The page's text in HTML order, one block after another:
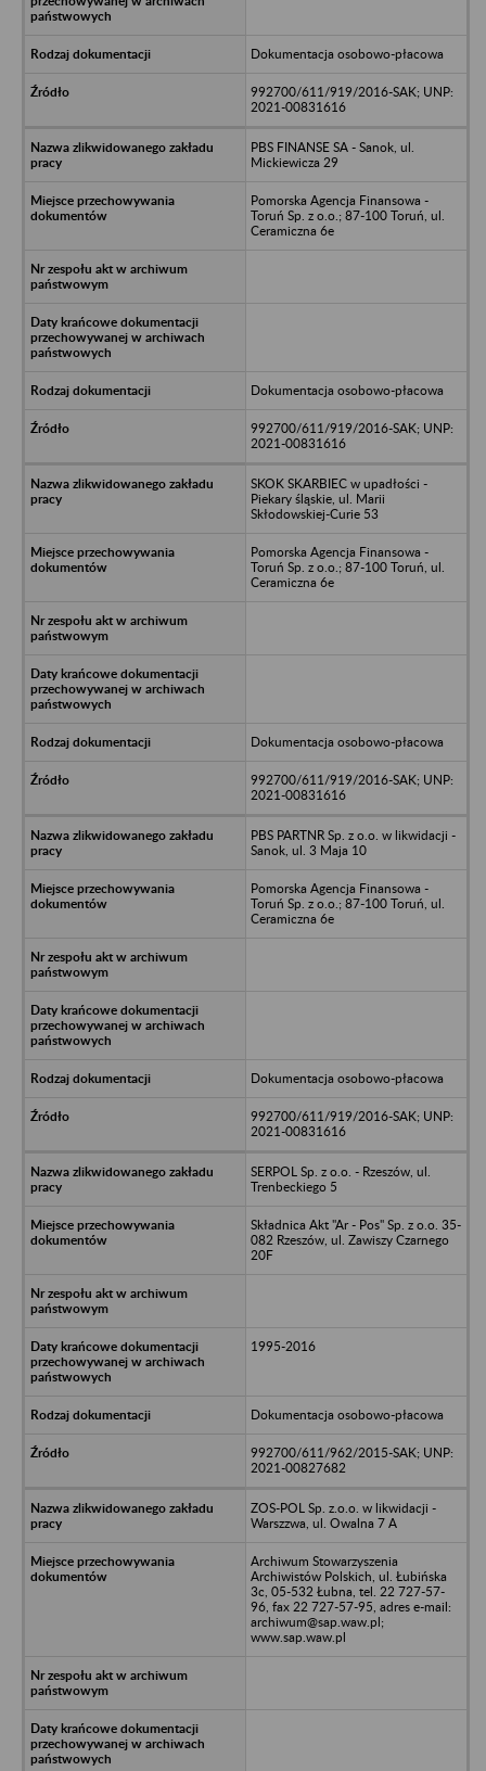
Dokumentacja osobowo-płacowa
992700/611/919/2016-SAK; UNP:
2021-00831616
PBS FINANSE SA - Sanok, ul.
Mickiewicza 29
Pomorska Agencja Finansowa -
Toruń Sp. z o.o.; 87-100 Toruń, ul.
Ceramiczna 6e
Dokumentacja osobowo-płacowa
992700/611/919/2016-SAK; UNP:
2021-00831616
SKOK SKARBIEC w upadłości -
Piekary śląskie, ul. Marii
Skłodowskiej-Curie 53
Pomorska Agencja Finansowa -
Toruń Sp. z o.o.; 87-100 Toruń, ul.
Ceramiczna 6e
Dokumentacja osobowo-płacowa
992700/611/919/2016-SAK; UNP:
2021-00831616
PBS PARTNR Sp. z o.o. w likwidacji -
Sanok, ul. 3 Maja 10
Pomorska Agencja Finansowa -
Toruń Sp. z o.o.; 87-100 Toruń, ul.
Ceramiczna 6e
Dokumentacja osobowo-płacowa
992700/611/919/2016-SAK; UNP:
2021-00831616
SERPOL Sp. z o.o. - Rzeszów, ul.
Trenbeckiego 5
Składnica Akt "Ar - Pos" Sp. z o.o. 35-
082 Rzeszów, ul. Zawiszy Czarnego
20F
1995-2016
Dokumentacja osobowo-płacowa
992700/611/962/2015-SAK; UNP:
2021-00827682
ZOS-POL Sp. z.o.o. w likwidacji -
Warszzwa, ul. Owalna 7 A
Archiwum Stowarzyszenia
Archiwistów Polskich, ul. Łubińska
3c, 05-532 Łubna, tel. 22 727-57-
96, fax 22 727-57-95, adres e-mail:
archiwum@sap.waw.pl;
www.sap.waw.pl